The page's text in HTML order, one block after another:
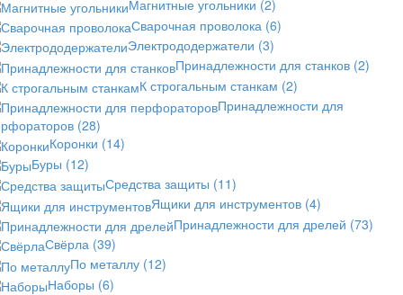
Магнитные угольники (2)
Сварочная проволока (6)
Электрододержатели (3)
Принадлежности для станков (2)
К строгальным станкам (2)
Принадлежности для
(28)
Коронки (14)
Буры (12)
Средства защиты (11)
Ящики для инструментов (4)
Принадлежности для дрелей (73)
Свёрла (39)
По металлу (12)
Наборы (6)